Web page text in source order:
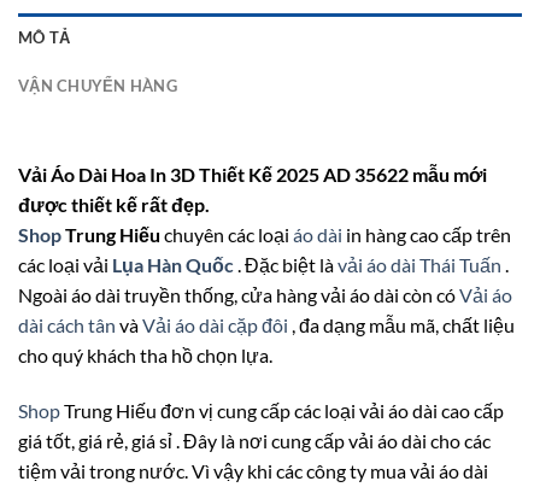
MÔ TẢ
VẬN CHUYỂN HÀNG
Vải Áo Dài Hoa In 3D Thiết Kế 2025 AD 35622 mẫu mới
được thiết kế rất đẹp.
ShopTrung Hiếu chuyên các loại áo dài in hàng cao cấp trên
các loại vải Lụa Hàn Quốc. Đặc biệt làvải áo dài Thái Tuấn .
Ngoài áo dài truyền thống, cửa hàng vải áo dài còn cóVải áo
dài cách tân vàVải áo dài cặp đôi , đa dạng mẫu mã, chất liệu
cho quý khách tha hồ chọn lựa.
ShopTrung Hiếu đơn vị cung cấp các loại vải áo dài cao cấp
giá tốt, giá rẻ, giá sỉ . Đây là nơi cung cấp vải áo dài cho các
tiệm vải trong nước. Vì vậy khi các công ty mua vải áo dài